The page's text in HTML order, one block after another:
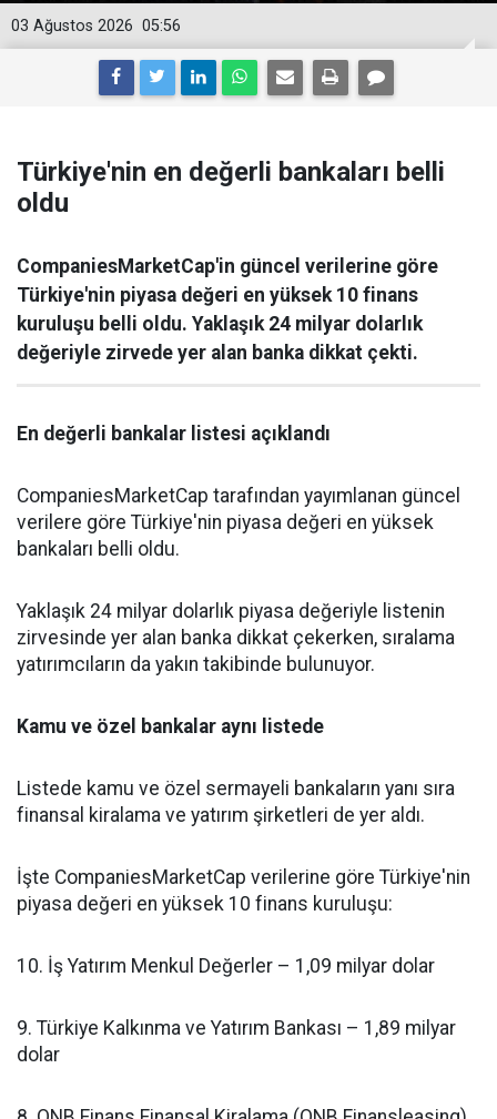
05:56
03 Ağustos 2026
Türkiye'nin en değerli bankaları belli
oldu
CompaniesMarketCap'in güncel verilerine göre
Türkiye'nin piyasa değeri en yüksek 10 finans
kuruluşu belli oldu. Yaklaşık 24 milyar dolarlık
değeriyle zirvede yer alan banka dikkat çekti.
En değerli bankalar listesi açıklandı
CompaniesMarketCap tarafından yayımlanan güncel
verilere göre Türkiye'nin piyasa değeri en yüksek
bankaları belli oldu.
Yaklaşık 24 milyar dolarlık piyasa değeriyle listenin
zirvesinde yer alan banka dikkat çekerken, sıralama
yatırımcıların da yakın takibinde bulunuyor.
Kamu ve özel bankalar aynı listede
Listede kamu ve özel sermayeli bankaların yanı sıra
finansal kiralama ve yatırım şirketleri de yer aldı.
İşte CompaniesMarketCap verilerine göre Türkiye'nin
piyasa değeri en yüksek 10 finans kuruluşu:
10. İş Yatırım Menkul Değerler – 1,09 milyar dolar
9. Türkiye Kalkınma ve Yatırım Bankası – 1,89 milyar
dolar